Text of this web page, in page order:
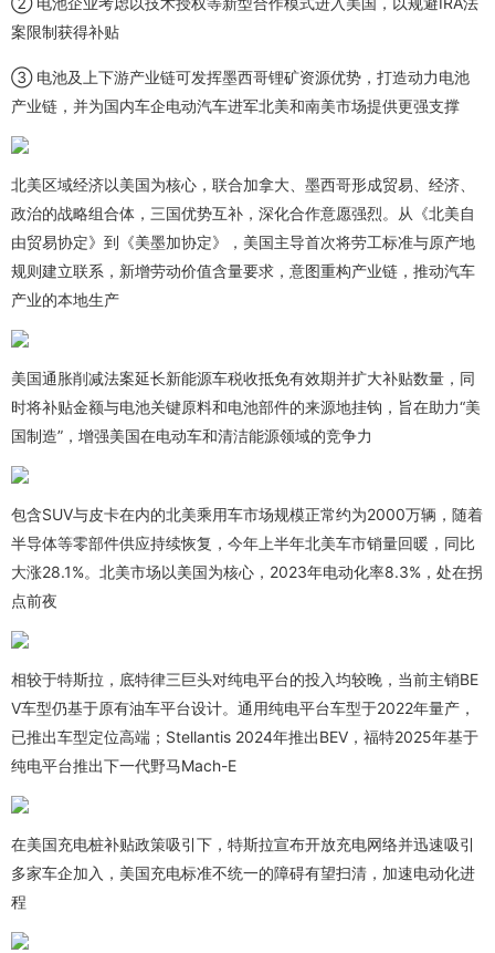
案限制获得补贴
③ 电池及上下游产业链可发挥墨西哥锂矿资源优势，打造动力电池
产业链，并为国内车企电动汽车进军北美和南美市场提供更强支撑
北美区域经济以美国为核心，联合加拿大、墨西哥形成贸易、经济、
政治的战略组合体，三国优势互补，深化合作意愿强烈。从《北美自
由贸易协定》到《美墨加协定》，美国主导首次将劳工标准与原产地
规则建立联系，新增劳动价值含量要求，意图重构产业链，推动汽车
产业的本地生产
美国通胀削减法案延长新能源车税收抵免有效期并扩大补贴数量，同
时将补贴金额与电池关键原料和电池部件的来源地挂钩，旨在助力“美
国制造”，增强美国在电动车和清洁能源领域的竞争力
包含SUV与皮卡在内的北美乘用车市场规模正常约为2000万辆，随着
半导体等零部件供应持续恢复，今年上半年北美车市销量回暖，同比
大涨28.1%。北美市场以美国为核心，2023年电动化率8.3%，处在拐
点前夜
相较于特斯拉，底特律三巨头对纯电平台的投入均较晚，当前主销BE
V车型仍基于原有油车平台设计。通用纯电平台车型于2022年量产，
已推出车型定位高端；Stellantis 2024年推出BEV，福特2025年基于
纯电平台推出下一代野马Mach-E
在美国充电桩补贴政策吸引下，特斯拉宣布开放充电网络并迅速吸引
多家车企加入，美国充电标准不统一的障碍有望扫清，加速电动化进
程